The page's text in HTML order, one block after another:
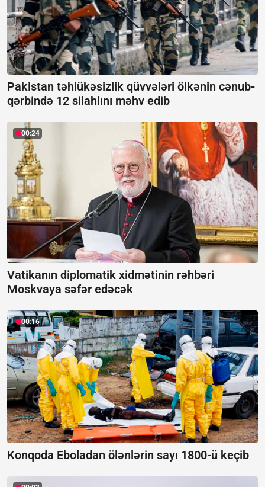
Pakistan təhlükəsizlik qüvvələri ölkənin cənub-
qərbində 12 silahlını məhv edib
00:24
Vatikanın diplomatik xidmətinin rəhbəri
Moskvaya səfər edəcək
00:16
Konqoda Eboladan ölənlərin sayı 1800-ü keçib